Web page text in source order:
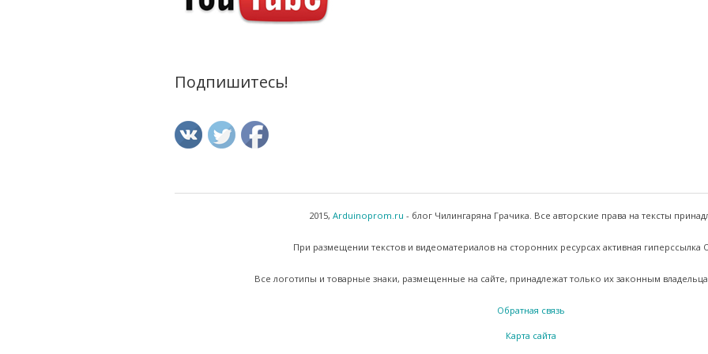
Подпишитесь!
2015, Arduinoprom.ru - блог Чилингаряна Грачика. Все авторские права на тексты
При размещении текстов и видеоматериалов на сторонних ресурсах активная гиперссылка
Все логотипы и товарные знаки, размещенные на сайте, принадлежат только их законным
Обратная связь
Карта сайта